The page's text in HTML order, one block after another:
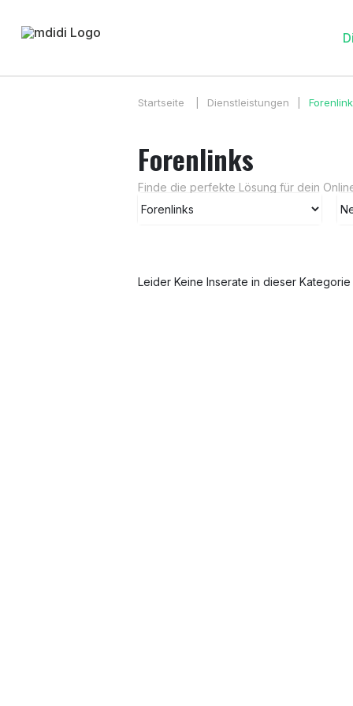
Startseite Dienstleistungen
Forenlinks
Finde die perfekte Lösung für dein
Leider Keine Inserate in dieser